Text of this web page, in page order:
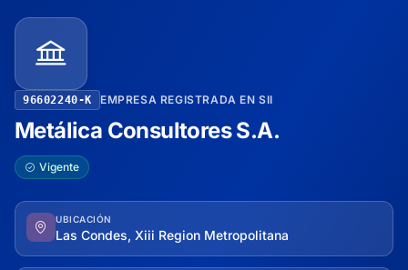
96602240-K EMPRESA REGISTRADA EN SII
Metálica Consultores S.A.
Vigente
UBICACIÓN
Las Condes, Xiii Region Metropolitana